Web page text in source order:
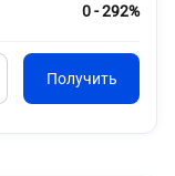
0 - 292%